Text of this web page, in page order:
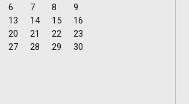
6 7 8
9
13 14 15
16
20 21 22
23
27 28 29
30